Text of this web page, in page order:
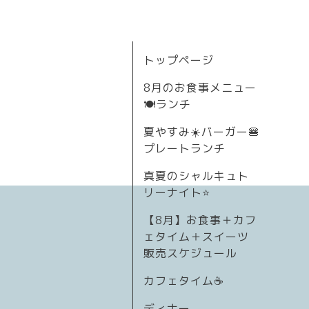
トップページ
8月のお食事メニュー
🍽ランチ
夏やすみ☀️バーガー🍔
プレートランチ
真夏のシャルキュト
リーナイト⭐
【8月】お食事＋カフ
ェタイム＋スイーツ
販売スケジュール
カフェタイム☕️